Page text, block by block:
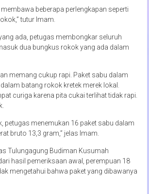
membawa beberapa perlengkapan seperti
tutur Imam.
ada, petugas membongkar seluruh
dua bungkus rokok yang ada dalam
memang cukup rapi. Paket sabu dalam
batang rokok kretek merek lokal.
curiga karena pita cukai terlihat tidak rapi.
petugas menemukan 16 paket sabu dalam
bruto 13,3 gram,” jelas Imam.
Tulungagung Budiman Kusumah
hasil pemeriksaan awal, perempuan 18
mengetahui bahwa paket yang dibawanya